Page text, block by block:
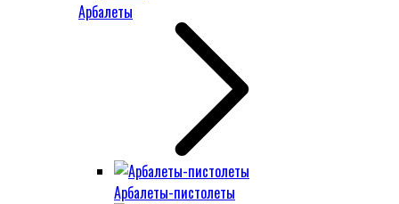
Арбалеты
Арбалеты-пистолеты